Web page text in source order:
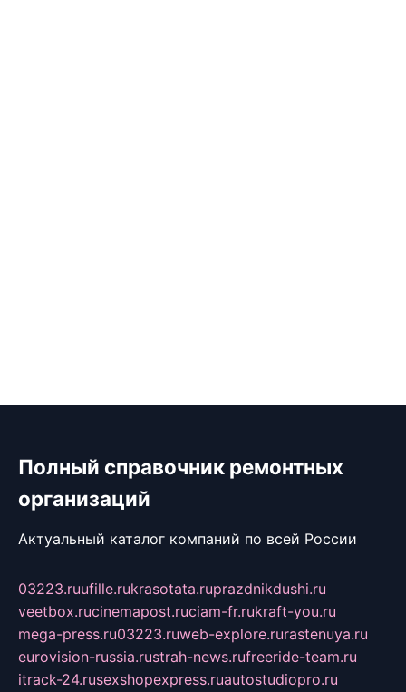
Полный справочник ремонтных
организаций
Актуальный каталог компаний по всей России
03223.ruufille.rukrasotata.ruprazdnikdushi.ru
veetbox.rucinemapost.ruciam-fr.rukraft-you.ru
mega-press.ru03223.ruweb-explore.rurastenuya.ru
eurovision-russia.rustrah-news.rufreeride-team.ru
itrack-24.rusexshopexpress.ruautostudiopro.ru